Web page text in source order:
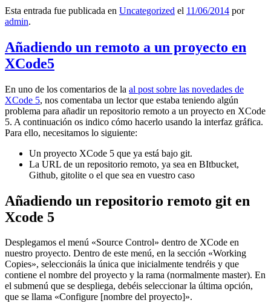
Esta entrada fue publicada en Uncategorized el 11/06/2014 por
admin.
Añadiendo un remoto a un proyecto en
XCode5
En uno de los comentarios de la al post sobre las novedades de
XCode 5, nos comentaba un lector que estaba teniendo algún
problema para añadir un repositorio remoto a un proyecto en XCode
5. A continuación os indico cómo hacerlo usando la interfaz gráfica.
Para ello, necesitamos lo siguiente:
Un proyecto XCode 5 que ya está bajo git.
La URL de un repositorio remoto, ya sea en BItbucket,
Github, gitolite o el que sea en vuestro caso
Añadiendo un repositorio remoto git en
Xcode 5
Desplegamos el menú «Source Control» dentro de XCode en
nuestro proyecto. Dentro de este menú, en la sección «Working
Copies», seleccionáis la única que inicialmente tendréis y que
contiene el nombre del proyecto y la rama (normalmente master). En
el submenú que se despliega, debéis seleccionar la última opción,
que se llama «Configure [nombre del proyecto]».